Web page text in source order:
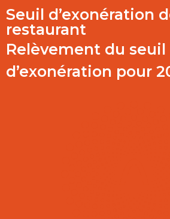
Seuil d’exonération
restaurant
Relèvement du seuil
d’exonération pour